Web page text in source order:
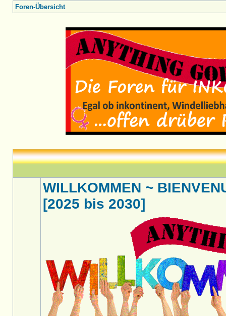
Foren-Übersicht
WILLKOMMEN ~
[2025 bis 2030]